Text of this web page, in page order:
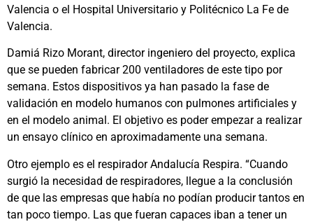
Valencia o el Hospital Universitario y Politécnico La Fe de
Valencia.
Damiá Rizo Morant, director ingeniero del proyecto, explica
que se pueden fabricar 200 ventiladores de este tipo por
semana. Estos dispositivos ya han pasado la fase de
validación en modelo humanos con pulmones artificiales y
en el modelo animal. El objetivo es poder empezar a realizar
un ensayo clínico en aproximadamente una semana.
Otro ejemplo es el respirador Andalucía Respira. “Cuando
surgió la necesidad de respiradores, llegue a la conclusión
de que las empresas que había no podían producir tantos en
tan poco tiempo. Las que fueran capaces iban a tener un